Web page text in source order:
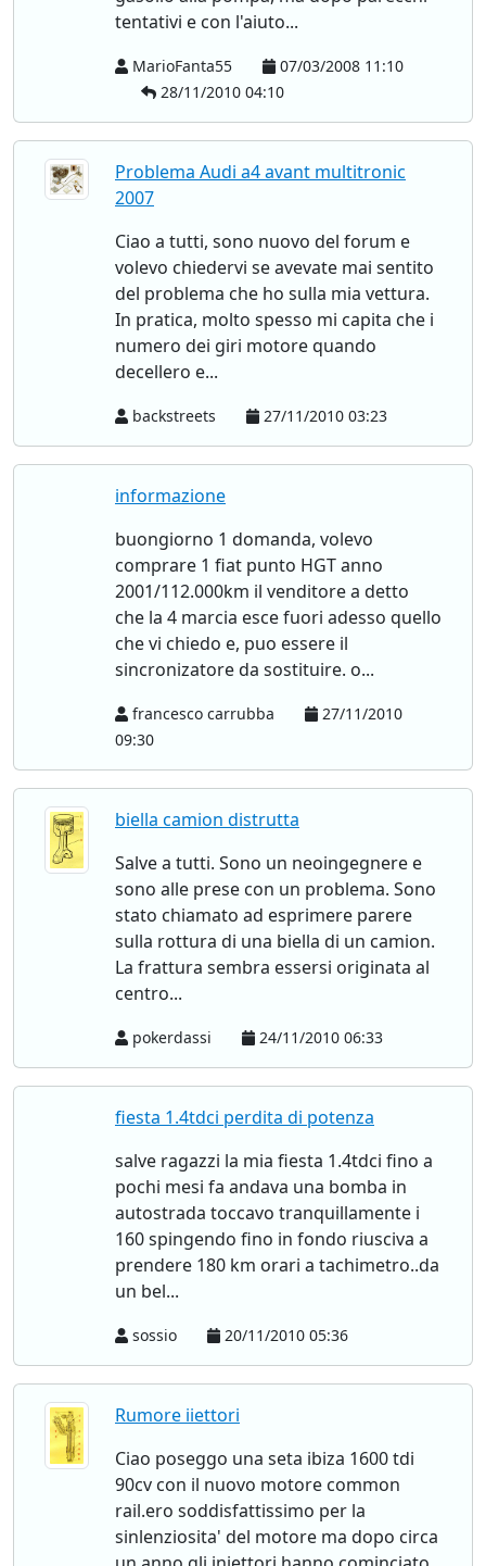
tentativi e con l'aiuto...
MarioFanta55
07/03/2008 11:10
28/11/2010 04:10
Problema Audi a4 avant multitronic
2007
Ciao a tutti, sono nuovo del forum e
volevo chiedervi se avevate mai sentito
del problema che ho sulla mia vettura.
In pratica, molto spesso mi capita che i
numero dei giri motore quando
decellero e...
backstreets 27/11/2010 03:23
informazione
buongiorno 1 domanda, volevo
comprare 1 fiat punto HGT anno
2001/112.000km il venditore a detto
che la 4 marcia esce fuori adesso quello
che vi chiedo e, puo essere il
sincronizatore da sostituire. o...
francesco carrubba
27/11/2010
09:30
biella camion distrutta
Salve a tutti. Sono un neoingegnere e
sono alle prese con un problema. Sono
stato chiamato ad esprimere parere
sulla rottura di una biella di un camion.
La frattura sembra essersi originata al
centro...
pokerdassi 24/11/2010 06:33
fiesta 1.4tdci perdita di potenza
salve ragazzi la mia fiesta 1.4tdci fino a
pochi mesi fa andava una bomba in
autostrada toccavo tranquillamente i
160 spingendo fino in fondo riusciva a
prendere 180 km orari a tachimetro..da
un bel...
sossio 20/11/2010 05:36
Rumore iiettori
Ciao poseggo una seta ibiza 1600 tdi
90cv con il nuovo motore common
rail.ero soddisfattissimo per la
sinlenziosita' del motore ma dopo circa